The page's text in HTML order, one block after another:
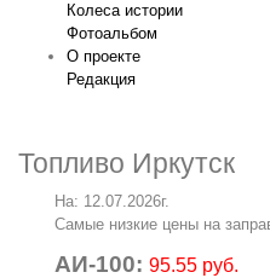
Колеса истории
Фотоальбом
О проекте
Редакция
Топливо Иркутск
На: 12.07.2026г.
Самые низкие цены на
АИ-100: 95.55 руб.